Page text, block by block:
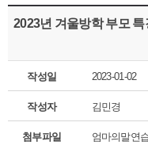
2023년 겨울방학 부모
작성일 2023-01-02
작성자 김민경
첨부파일 엄마의말연